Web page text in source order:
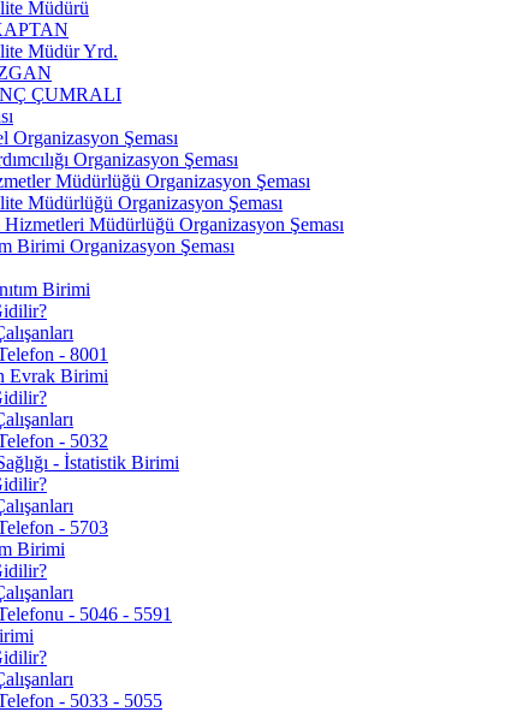
Müdürü
Müdür Yrd.
ÇUMRALI
Organizasyon Şeması
Organizasyon Şeması
Müdürlüğü Organizasyon Şeması
Müdürlüğü Organizasyon Şeması
Hizmetleri Müdürlüğü Organizasyon Şeması
Birimi Organizasyon Şeması
Birimi
- 8001
Evrak Birimi
- 5032
- İstatistik Birimi
- 5703
Birimi
- 5046 - 5591
- 5033 - 5055